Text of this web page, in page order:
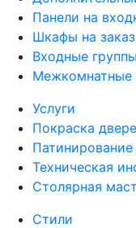
Панели на
Шкафы на
Входные группы
Межкомнатные
Услуги
Покраска
Техническая
Столярная
Стили